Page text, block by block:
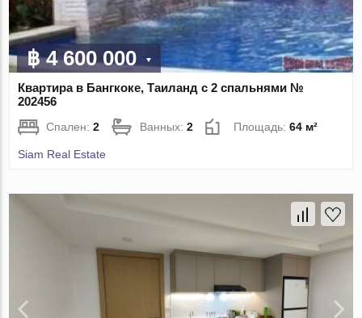
฿ 4 600 000
Квартира в Бангкоке, Таиланд с 2 спальнями №
202456
Спален:2 Ванных:2 Площадь:64 м²
Siam Real Estate